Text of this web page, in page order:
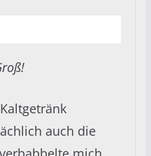
auch die